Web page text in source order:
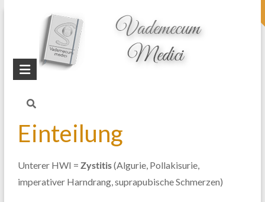
topheader
Startseite
Blog
Harnwegsinfekt
Einteilung
Unterer HWI = Zystitis(Algurie, Pollakisurie,
imperativer Harndrang, suprapubische Schmerzen)